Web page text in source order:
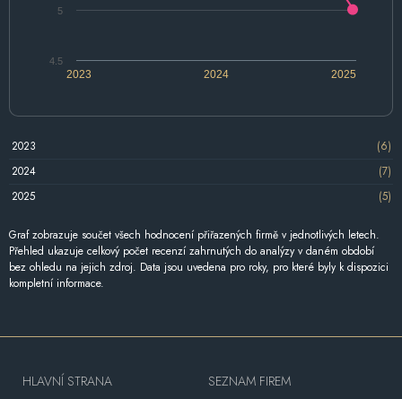
2024
2023 2025
4.5
5
2023
(6)
2024
(7)
2025
(5)
Graf zobrazuje součet všech hodnocení přiřazených firmě v jednotlivých letech.
Přehled ukazuje celkový počet recenzí zahrnutých do analýzy v daném období
bez ohledu na jejich zdroj. Data jsou uvedena pro roky, pro které byly k dispozici
kompletní informace.
HLAVNÍ STRANA
SEZNAM FIREM